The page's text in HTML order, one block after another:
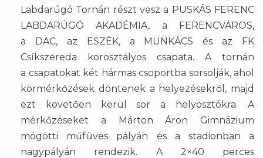
Labdarúgó Tornán részt vesz a PUSKÁS FERENC
LABDARÚGÓ AKADÉMIA, a FERENCVÁROS,
a DAC, az ESZÉK, a MUNKÁCS és az FK
Csíkszereda korosztályos csapata. A tornán
a csapatokat két hármas csoportba sorsolják, ahol
körmérkőzések döntenek a helyezésekről, majd
ezt követően kerül sor a helyosztókra. A
mérkőzéseket a Márton Áron Gimnázium
mögötti műfüves pályán és a stadionban a
nagypályán rendezik. A 2×40 perces